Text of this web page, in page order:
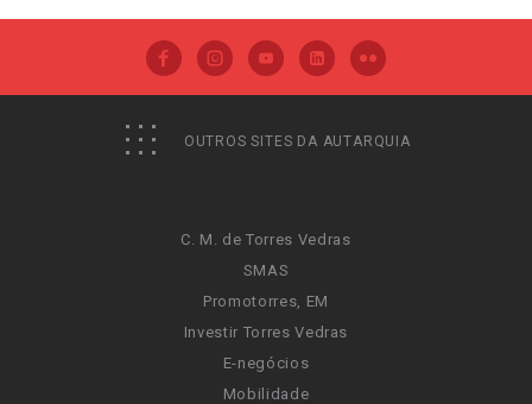
OUTROS SITES DA AUTARQUIA
C. M. de Torres Vedras
SMAS
Promotorres, EM
Investir Torres Vedras
E-negócios
Mobilidade